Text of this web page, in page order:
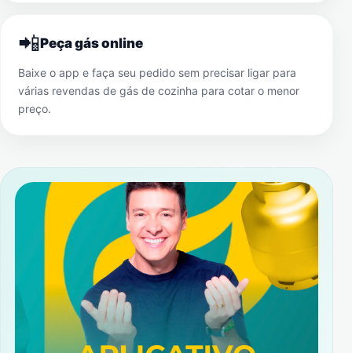
📲Peça gás online
Baixe o app e faça seu pedido sem precisar ligar para
várias revendas de gás de cozinha para cotar o menor
preço.